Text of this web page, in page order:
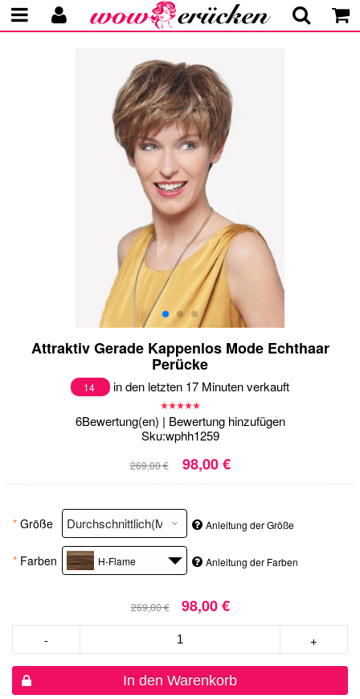
Attraktiv Gerade Kappenlos Mode Echthaar
Perücke
14 in den letzten 17 Minuten verkauft
6Bewertung(en) | Bewertung hinzufügen
Sku:wphh1259
269,00 € 98,00 €
* Größe Anleitung der Größe
* Farben H-Flame Anleitung der Farben
269,00 € 98,00 €
- +
In den Warenkorb